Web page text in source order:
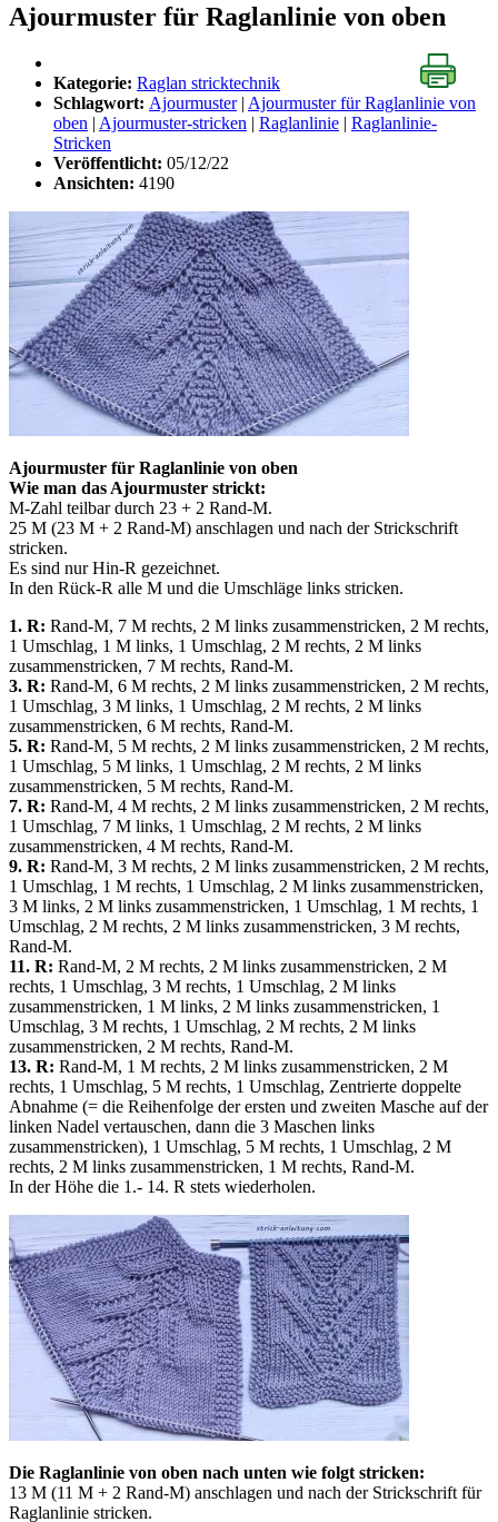
Ajourmuster für Raglanlinie von oben
Kategorie: Raglan stricktechnik
Schlagwort: Ajourmuster| Ajourmuster für Raglanlinie von
oben Ajourmuster-stricken Raglanlinie
Raglanlinie-
Stricken
Veröffentlicht: 05/12/22
Ansichten: 4190
Ajourmuster für Raglanlinie von oben
Wie man das Ajourmuster strickt:
M-Zahl teilbar durch 23 + 2 Rand-M.
25 M (23 M + 2 Rand-M) anschlagen und nach der Strickschrift
stricken.
Es sind nur Hin-R gezeichnet.
In den Rück-R alle M und die Umschläge links stricken.
1. R: Rand-M, 7 M rechts, 2 M links zusammenstricken, 2 M rechts,
1 Umschlag, 1 M links, 1 Umschlag, 2 M rechts, 2 M links
zusammenstricken, 7 M rechts, Rand-M.
3. R: Rand-M, 6 M rechts, 2 M links zusammenstricken, 2 M rechts,
1 Umschlag, 3 M links, 1 Umschlag, 2 M rechts, 2 M links
zusammenstricken, 6 M rechts, Rand-M.
5. R: Rand-M, 5 M rechts, 2 M links zusammenstricken, 2 M rechts,
1 Umschlag, 5 M links, 1 Umschlag, 2 M rechts, 2 M links
zusammenstricken, 5 M rechts, Rand-M.
7. R: Rand-M, 4 M rechts, 2 M links zusammenstricken, 2 M rechts,
1 Umschlag, 7 M links, 1 Umschlag, 2 M rechts, 2 M links
zusammenstricken, 4 M rechts, Rand-M.
9. R: Rand-M, 3 M rechts, 2 M links zusammenstricken, 2 M rechts,
1 Umschlag, 1 M rechts, 1 Umschlag, 2 M links zusammenstricken,
3 M links, 2 M links zusammenstricken, 1 Umschlag, 1 M rechts, 1
Umschlag, 2 M rechts, 2 M links zusammenstricken, 3 M rechts,
Rand-M.
11. R: Rand-M, 2 M rechts, 2 M links zusammenstricken, 2 M
rechts, 1 Umschlag, 3 M rechts, 1 Umschlag, 2 M links
zusammenstricken, 1 M links, 2 M links zusammenstricken, 1
Umschlag, 3 M rechts, 1 Umschlag, 2 M rechts, 2 M links
zusammenstricken, 2 M rechts, Rand-M.
13. R: Rand-M, 1 M rechts, 2 M links zusammenstricken, 2 M
rechts, 1 Umschlag, 5 M rechts, 1 Umschlag, Zentrierte doppelte
Abnahme (= die Reihenfolge der ersten und zweiten Masche auf der
linken Nadel vertauschen, dann die 3 Maschen links
zusammenstricken), 1 Umschlag, 5 M rechts, 1 Umschlag, 2 M
rechts, 2 M links zusammenstricken, 1 M rechts, Rand-M.
In der Höhe die 1.- 14. R stets wiederholen.
Die Raglanlinie von oben nach unten wie folgt stricken:
13 M (11 M + 2 Rand-M) anschlagen und nach der Strickschrift für
Raglanlinie stricken.